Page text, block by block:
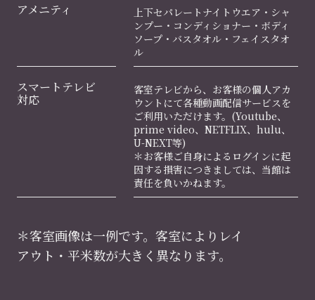
アメニティ
上下セパレートナイトウエア・シャ
ンプー・コンディショナー・ボディ
ソープ・バスタオル・フェイスタオ
ル
スマートテレビ
対応
客室テレビから、お客様の個人アカ
ウントにて各種動画配信サービスを
ご利用いただけます。(Youtube、
prime video、NETFLIX、hulu、
U-NEXT等)
＊お客様ご自身によるログインに起
因する損害につきましては、当館は
責任を負いかねます。
＊客室画像は一例です。客室によりレイ
アウト・平米数が大きく異なります。